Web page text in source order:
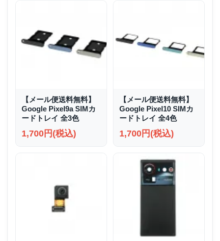
【メール便送料無料】
Google Pixel9a SIMカ
ードトレイ 全3色
1,700円(税込)
【メール便送料無料】
Google Pixel10 SIMカ
ードトレイ 全4色
1,700円(税込)